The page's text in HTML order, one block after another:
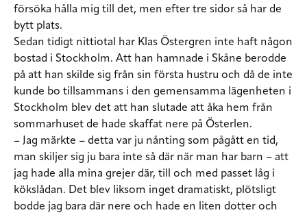
försöka hålla mig till det, men efter tre sidor så har de
bytt plats.
Sedan tidigt nittiotal har Klas Östergren inte haft någon
bostad i Stockholm. Att han hamnade i Skåne berodde
på att han skilde sig från sin första hustru och då de inte
kunde bo tillsammans i den gemensamma lägenheten i
Stockholm blev det att han slutade att åka hem från
sommarhuset de hade skaffat nere på Österlen.
– Jag märkte – detta var ju nånting som pågått en tid,
man skiljer sig ju bara inte så där när man har barn – att
jag hade alla mina grejer där, till och med passet låg i
kökslådan. Det blev liksom inget dramatiskt, plötsligt
bodde jag bara där nere och hade en liten dotter och